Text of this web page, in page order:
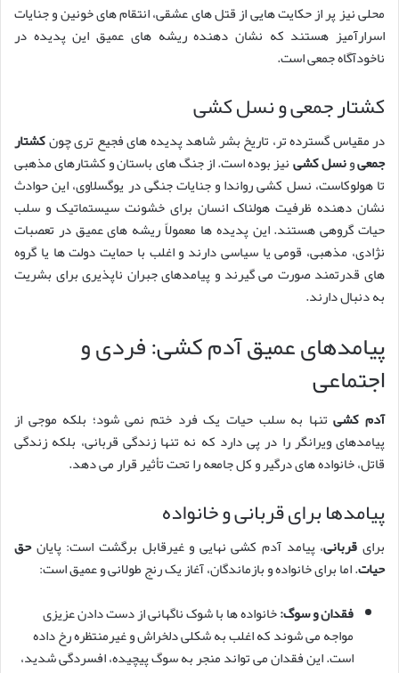
محلی نیز پر از حکایت هایی از قتل های عشقی، انتقام های خونین و جنایات
اسرارآمیز هستند که نشان دهنده ریشه های عمیق این پدیده در
ناخودآگاه جمعی است.
کشتار جمعی و نسل کشی
در مقیاس گسترده تر، تاریخ بشر شاهد پدیده های فجیع تری چونکشتار
جمعیونسل کشینیز بوده است. از جنگ های باستان و کشتارهای مذهبی
تا هولوکاست، نسل کشی رواندا و جنایات جنگی در یوگسلاوی، این حوادث
نشان دهنده ظرفیت هولناک انسان برای خشونت سیستماتیک و سلب
حیات گروهی هستند. این پدیده ها معمولاً ریشه های عمیق در تعصبات
نژادی، مذهبی، قومی یا سیاسی دارند و اغلب با حمایت دولت ها یا گروه
های قدرتمند صورت می گیرند و پیامدهای جبران ناپذیری برای بشریت
به دنبال دارند.
پیامدهای عمیق آدم کشی: فردی و
اجتماعی
آدم کشیتنها به سلب حیات یک فرد ختم نمی شود؛ بلکه موجی از
پیامدهای ویرانگر را در پی دارد که نه تنها زندگی قربانی، بلکه زندگی
قاتل، خانواده های درگیر و کل جامعه را تحت تأثیر قرار می دهد.
پیامدها برای قربانی و خانواده
برای قربانی، پیامد آدم کشی نهایی و غیرقابل برگشت است: پایانحق
حیات. اما برای خانواده و بازماندگان، آغاز یک رنج طولانی و عمیق است:
فقدان و سوگ:خانواده ها با شوک ناگهانی از دست دادن عزیزی
مواجه می شوند که اغلب به شکلی دلخراش و غیرمنتظره رخ داده
است. این فقدان می تواند منجر به سوگ پیچیده، افسردگی شدید،